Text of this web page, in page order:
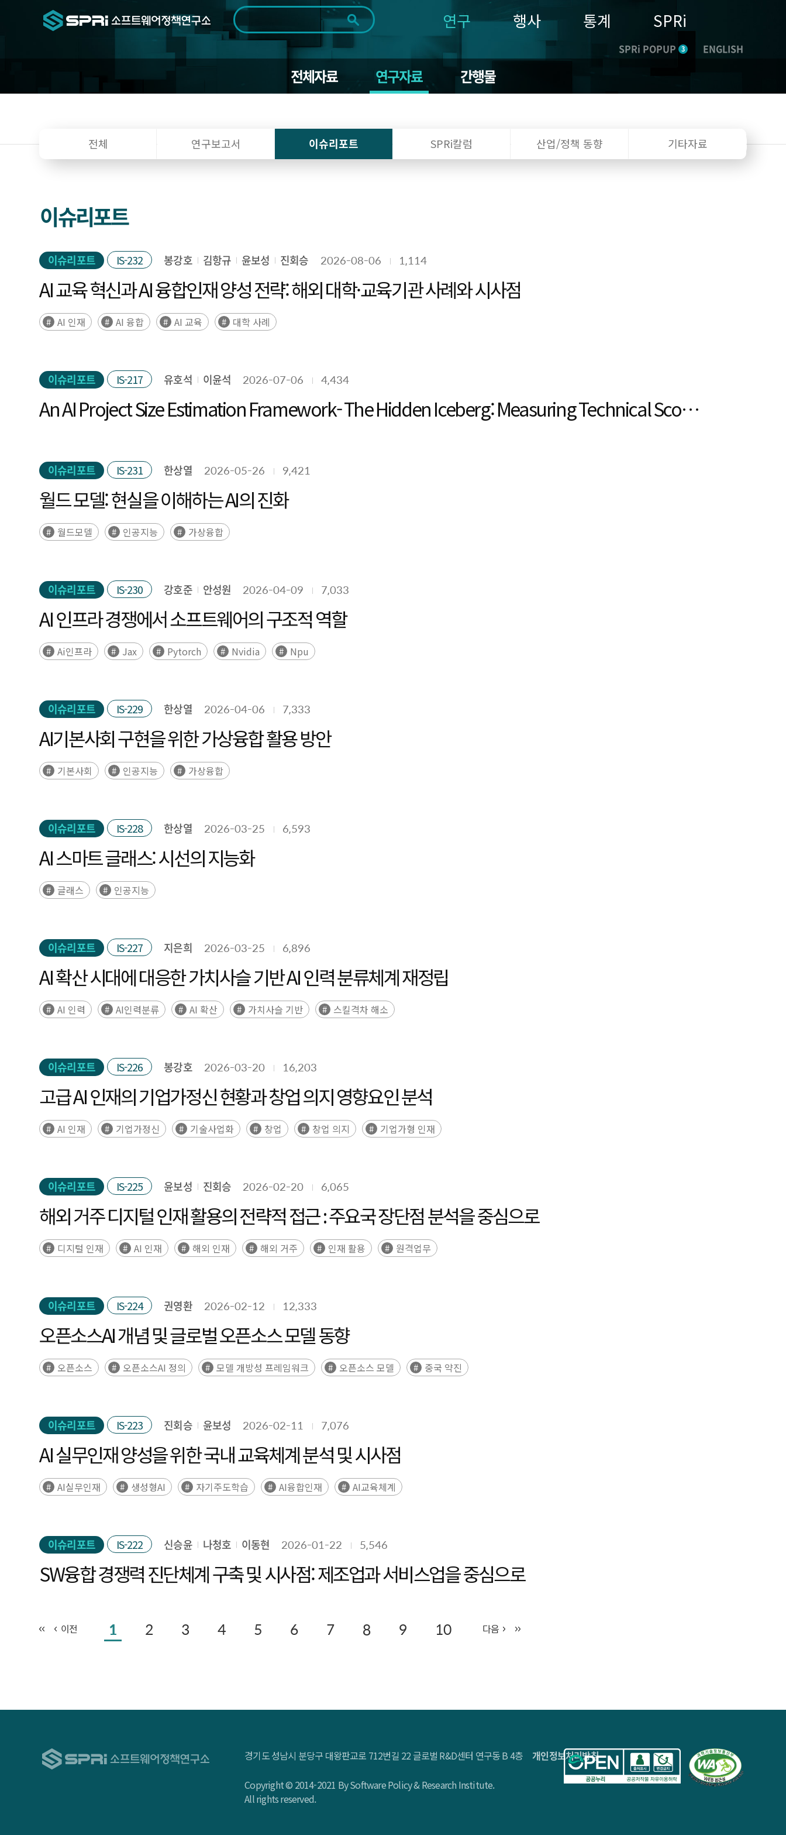
검색범위 전체
기간 전체 1일 1주 1개월 3개월 1년
~
일
연구 행사 통계 SPRi
SPRi POPUP 3 ENGLISH
전체자료 연구자료 간행물
구
전체 연구보고서 이슈리포트 SPRi칼럼 산업/정책 동향 기타자료
이슈리포트
이슈리포트 IS-232 봉강호 김항규 윤보성 진회승 2026-08-06 1,114
AI 교육 혁신과 AI 융합인재 양성 전략: 해외 대학·교육기관 사례와 시사점
AI 인재 AI 융합 AI 교육 대학 사례
이슈리포트 IS-217 유호석 이윤석 2026-07-06 4,434
An AI Project Size Estimation Framework- The Hidden Iceberg: Measuring Technical Scope
이슈리포트 IS-231 한상열 2026-05-26 9,421
월드 모델: 현실을 이해하는 AI의 진화
월드모델 인공지능 가상융합
이슈리포트 IS-230 강호준 안성원 2026-04-09 7,033
AI 인프라 경쟁에서 소프트웨어의 구조적 역할
Ai인프라 Jax Pytorch Nvidia Npu
이슈리포트 IS-229 한상열 2026-04-06 7,333
AI기본사회 구현을 위한 가상융합 활용 방안
기본사회 인공지능 가상융합
이슈리포트 IS-228 한상열 2026-03-25 6,593
AI 스마트 글래스: 시선의 지능화
글래스 인공지능
이슈리포트 IS-227 지은희 2026-03-25 6,896
AI 확산 시대에 대응한 가치사슬 기반 AI 인력 분류체계 재정립
AI 인력 AI인력분류 AI 확산 가치사슬 기반 스킬격차 해소
이슈리포트 IS-226 봉강호 2026-03-20 16,203
고급 AI 인재의 기업가정신 현황과 창업 의지 영향요인 분석
AI 인재 기업가정신 기술사업화 창업 창업 의지 기업가형 인재
이슈리포트 IS-225 윤보성 진회승 2026-02-20 6,065
해외 거주 디지털 인재 활용의 전략적 접근 : 주요국 장단점 분석을 중심으로
디지털 인재 AI 인재 해외 인재 해외 거주 인재 활용 원격업무
이슈리포트 IS-224 권영환 2026-02-12 12,333
오픈소스AI 개념 및 글로벌 오픈소스 모델 동향
오픈소스 오픈소스AI 정의 모델 개방성 프레임워크 오픈소스 모델 중국 약진
이슈리포트 IS-223 진회승 윤보성 2026-02-11 7,076
AI 실무인재 양성을 위한 국내 교육체계 분석 및 시사점
AI실무인재 생성형AI 자기주도학습 AI융합인재 AI교육체계
이슈리포트 IS-222 신승윤 나청호 이동현 2026-01-22 5,546
SW융합 경쟁력 진단체계 구축 및 시사점: 제조업과 서비스업을 중심으로
이전 1 2 3 4 5 6 7 8 9 10 다음
경기도 성남시 분당구 대왕판교로 712번길 22 글로벌 R&D센터 연구동 B 4층개인정보처리방침
Copyright © 2014-2021 By Software Policy & Research Institute.
All rights reserved.